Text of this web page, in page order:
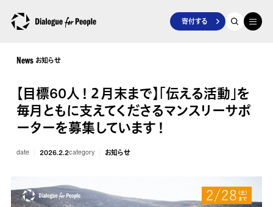
寄付する
News お知らせ
【目標60人！２月末まで】「伝える活動」を
毎月ともに支えてくださるマンスリーサポ
ーターを募集しています！
date 2026.2.2category お知らせ